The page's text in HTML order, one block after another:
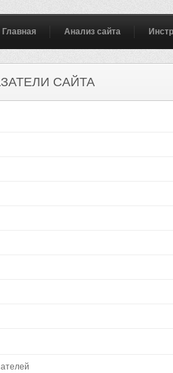
Главная Анализ сайта
САЙТА